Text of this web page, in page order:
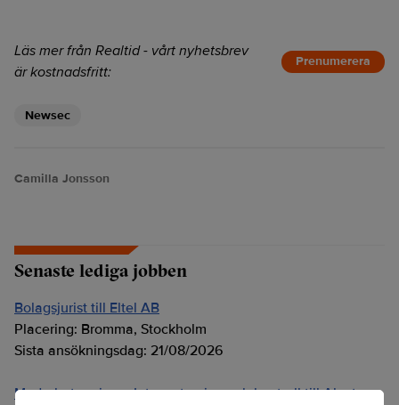
Läs mer från Realtid - vårt nyhetsbrev
är kostnadsfritt:
Prenumerera
Newsec
Camilla Jonsson
Senaste lediga jobben
Bolagsjurist till Eltel AB
Placering: Bromma, Stockholm
Sista ansökningsdag: 21/08/2026
Medarbetare inom Intern styrning och kontroll till Alecta